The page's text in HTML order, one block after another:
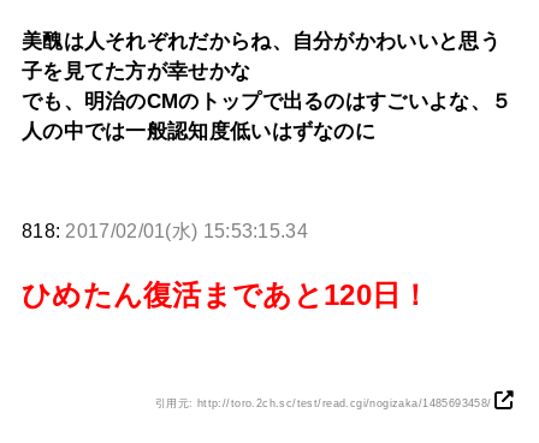
美醜は人それぞれだからね、自分がかわいいと思う
子を見てた方が幸せかな
でも、明治のCMのトップで出るのはすごいよな、５
人の中では一般認知度低いはずなのに
818: 2017/02/01(水) 15:53:15.34
ひめたん復活まであと120日！
引用元: http://toro.2ch.sc/test/read.cgi/nogizaka/1485693458/